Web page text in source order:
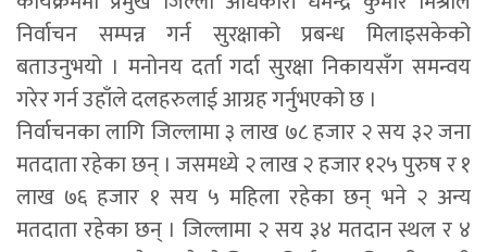
निर्वाचन सम्पन्न गर्न सुरक्षाको प्रबन्ध मिलाइसकेको
बताउनुभयो । मनोनय दर्ता गर्दा सुरक्षा निकायसँग समन्वय
गरेर गर्न उहाँले दलहरुलाई आग्रह गर्नुभएको छ ।
निर्वाचनका लागि जिल्लामा ३ लाख ७८ हजार २ सय ३२ जना
मतदाता रहेका छन् । जसमध्ये २ लाख २ हजार १२५ पुरुष र १
लाख ७६ हजार १ सय ५ महिला रहेका छन् भने २ अन्य
मतदाता रहेका छन् । जिल्लामा २ सय ३४ मतदान स्थल र ४